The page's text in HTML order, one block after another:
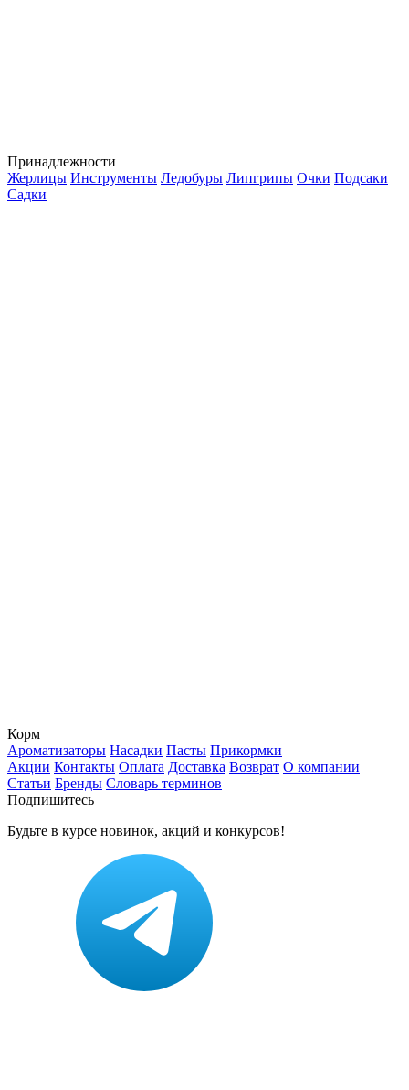
Принадлежности
Жерлицы Инструменты Ледобуры Липгрипы Очки Подсаки
Садки
Корм
Ароматизаторы Насадки Пасты Прикормки
Акции Контакты Оплата Доставка Возврат О компании
Статьи Бренды Словарь терминов
Подпишитесь
Будьте в курсе новинок, акций и конкурсов!